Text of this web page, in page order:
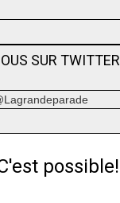
SUR TWITTER
possible!